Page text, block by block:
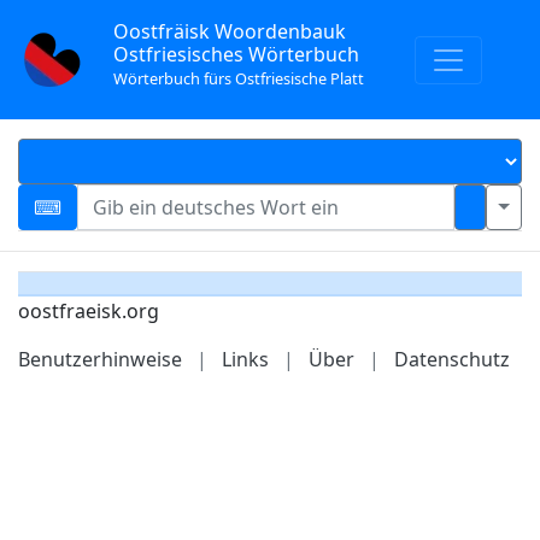
Oostfräisk Woordenbauk
Ostfriesisches Wörterbuch
Wörterbuch fürs Ostfriesische Platt
oostfraeisk.org
Benutzerhinweise
| Links | Über | Datenschutz